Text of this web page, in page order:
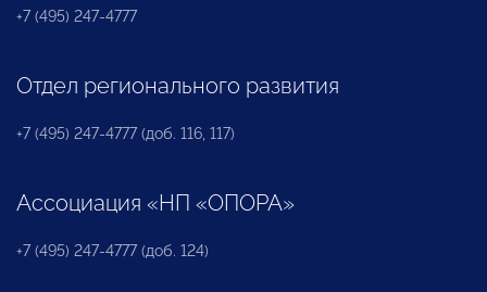
+7 (495) 247-4777
Отдел регионального развития
+7 (495) 247-4777 (доб. 116, 117)
Ассоциация «НП «ОПОРА»
+7 (495) 247-4777 (доб. 124)